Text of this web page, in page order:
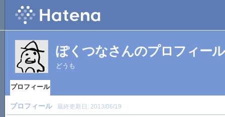
ぽくつなさんのプロフィール
どうも
プロフィール
プロフィール 最終更新日: 2013/06/19